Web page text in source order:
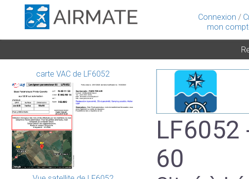
Connexion /
mon
carte VAC de LF6052
LF6052
60